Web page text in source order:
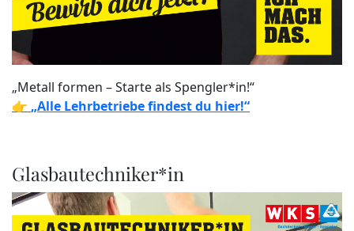
„Metall formen – Starte als Spengler*in!“
👉 „Alle Lehrbetriebe findest du hier!“
Glasbautechniker*in